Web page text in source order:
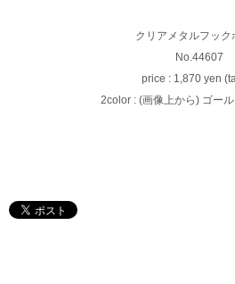
クリアメタルフック
No.44607
price : 1,870 yen
2color : (画像上から) ゴー